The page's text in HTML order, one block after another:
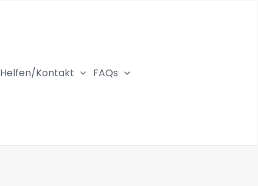
Helfen/Kontakt FAQs